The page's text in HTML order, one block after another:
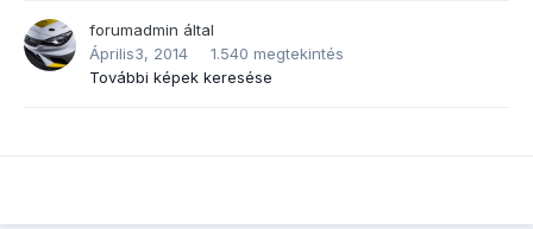
forumadmin által
Április3, 2014
1.540 megtekintés
További képek keresése